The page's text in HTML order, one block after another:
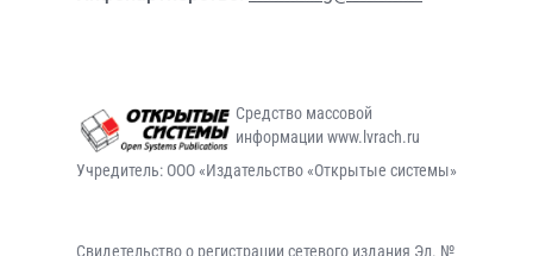
Средство массовой
информации www.lvrach.ru
Учредитель: ООО «Издательство «Открытые системы»
Свидетельство о регистрации сетевого издания Эл. №